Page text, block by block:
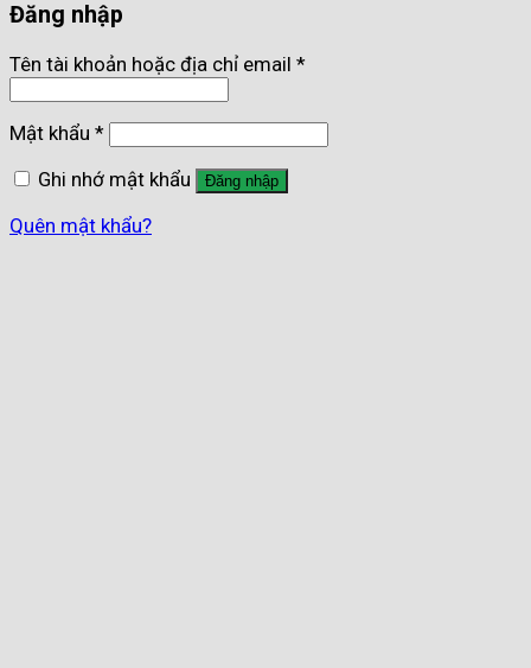
Đăng nhập
Tên tài khoản hoặc địa chỉ email *
Mật khẩu *
Ghi nhớ mật khẩu
Đăng nhập
Quên mật khẩu?